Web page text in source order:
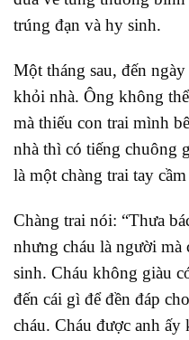
trúng đạn và hy sinh.
Một tháng sau, đến
khỏi nhà. Ông không
mà thiếu con trai mình
nhà thì có tiếng chuông
là một chàng trai tay
Chàng trai nói: “Thưa
nhưng cháu là người
sinh. Cháu không giàu
đến cái gì để đền đáp
cháu. Cháu được anh ấy